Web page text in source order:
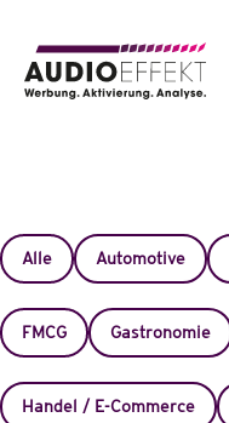
Alle Automotive
FMCG Gastronomie
Handel / E-Commerce